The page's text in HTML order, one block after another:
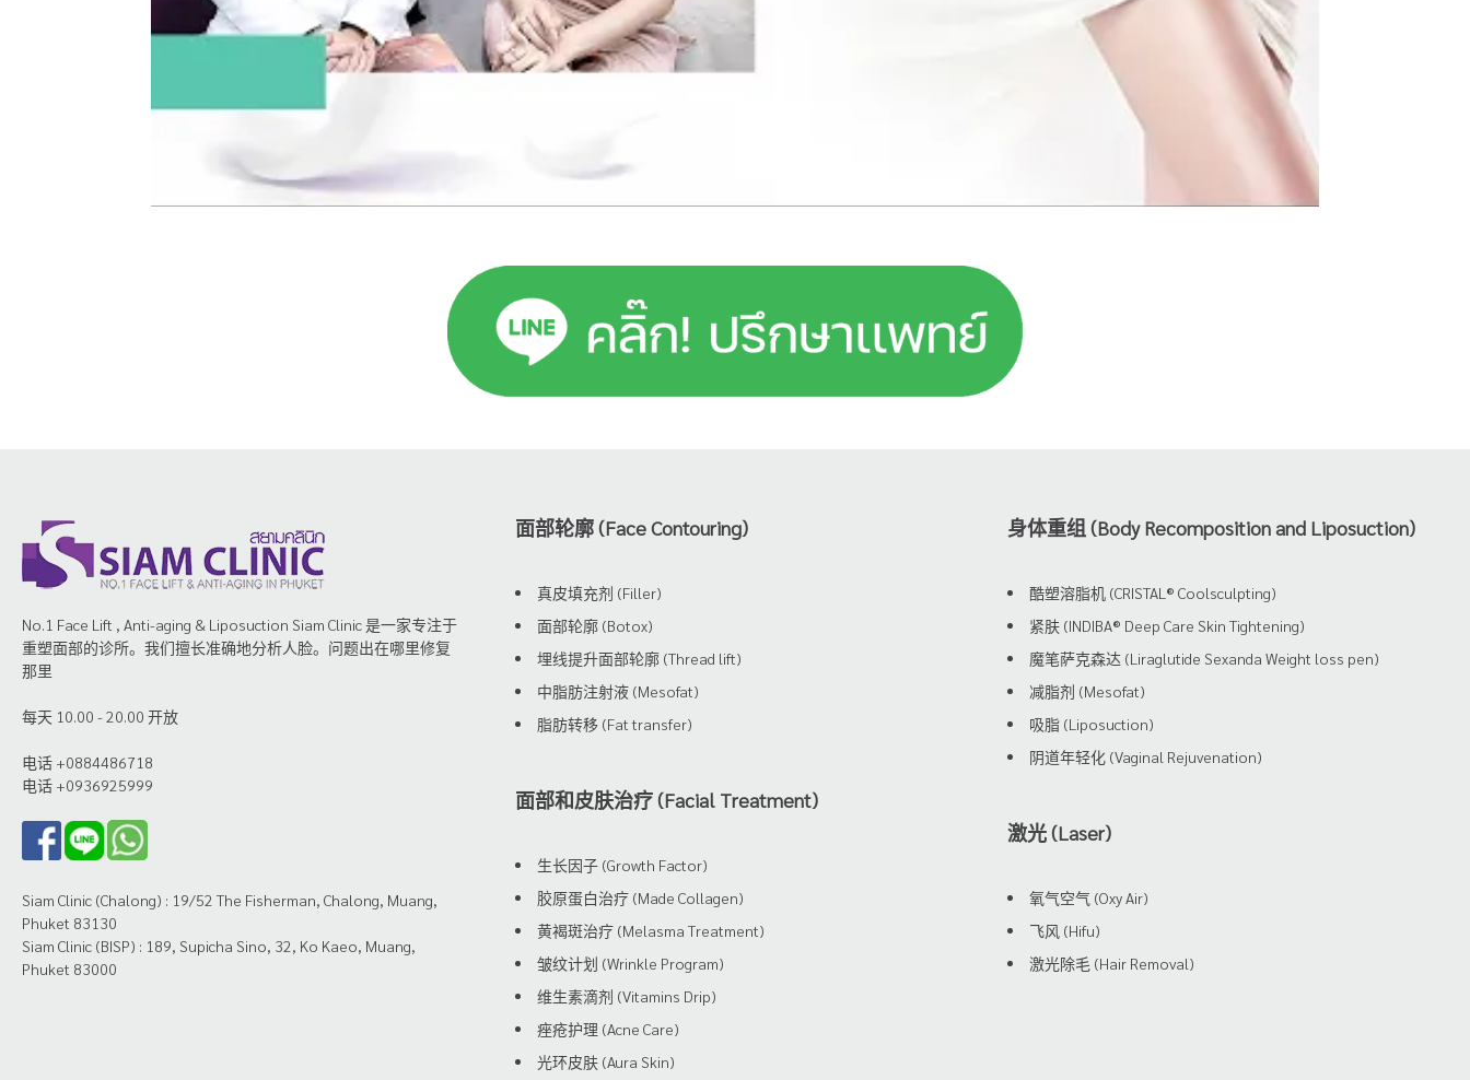
No.1 Face Lift , Anti-aging & Liposuction Siam Clinic 是一家专注于
重塑面部的诊所。我们擅长准确地分析人脸。问题出在哪里修复
那里
每天 10.00 - 20.00 开放
电话 +0884486718
电话 +0936925999
Siam Clinic (Chalong) : 19/52 The Fisherman, Chalong, Muang,
Phuket 83130
Siam Clinic (BISP) : 189, Supicha Sino, 32, Ko Kaeo, Muang,
Phuket 83000
面部轮廓 (Face Contouring)
真皮填充剂 (Filler)
面部轮廓 (Botox)
埋线提升面部轮廓 (Thread lift)
中脂肪注射液 (Mesofat)
脂肪转移 (Fat transfer)
面部和皮肤治疗 (Facial Treatment)
生长因子 (Growth Factor)
胶原蛋白治疗 (Made Collagen)
黄褐斑治疗 (Melasma Treatment)
皱纹计划 (Wrinkle Program)
维生素滴剂 (Vitamins Drip)
痤疮护理 (Acne Care)
光环皮肤 (Aura Skin)
身体重组 (Body Recomposition and Liposuction)
酷塑溶脂机 (CRISTAL® Coolsculpting)
紧肤 (INDIBA® Deep Care Skin Tightening)
魔笔萨克森达 (Liraglutide Sexanda Weight loss pen)
减脂剂 (Mesofat)
吸脂 (Liposuction)
阴道年轻化 (Vaginal Rejuvenation)
激光 (Laser)
氧气空气 (Oxy Air)
飞风 (Hifu)
激光除毛 (Hair Removal)